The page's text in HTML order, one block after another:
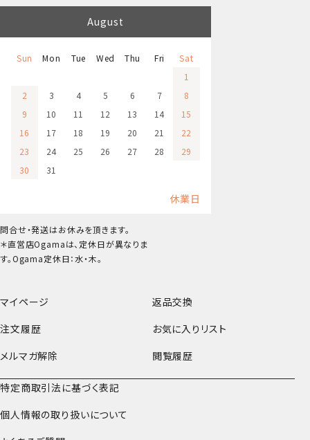
マイページ
返品交換
注文履歴
お気に入りリスト
メルマガ解除
閲覧履歴
特定商取引法に基づく表記
個人情報の取り扱いについて
August
Sun Mon Tue Wed Thu Fri
Sat
1
2
3 4 5 6 7
8
9
10 11 12 13 14
15
16
17 18 19 20 21
22
23
24 25 26 27 28
29
30
31
休業日
問合せ・発送はお休みを頂きます。
＊直営店Ogamaは、定休日が異なりま
す。Ogama定休日：水・木。